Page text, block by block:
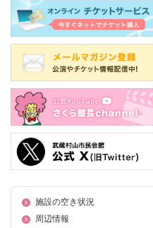
施設の空き状況
周辺情報